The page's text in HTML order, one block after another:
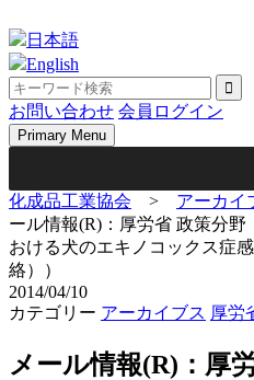
to
content
日本語
English
お問い合わせ 会員ログイン
Primary Menu
化成品工業協会 > アーカイ
ール情報(R)：厚労省 政策分
おける犬のエキノコックス症
絡））
2014/04/10
カテゴリー アーカイブス 厚労
メール情報(R)：厚